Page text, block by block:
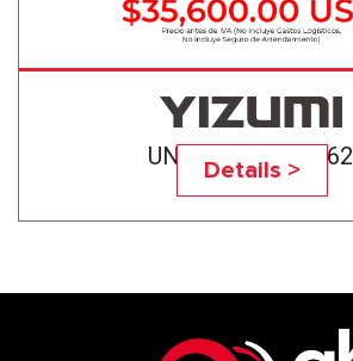
UN200A5/M-27362
Details >